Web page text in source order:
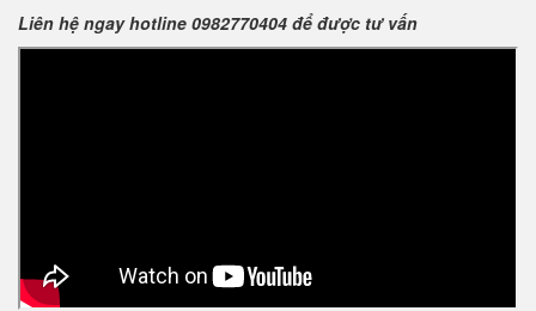
Liên hệ ngay hotline 0982770404 để được tư vấn